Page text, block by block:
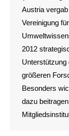
Austria
Vereinigung
2012
Unterstützung
größeren
Besonders
dazu